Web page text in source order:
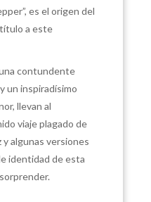
es el origen del
a este
contundente
un inspiradísimo
llevan al
viaje plagado de
algunas versiones
identidad de esta